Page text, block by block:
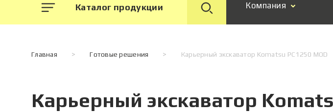
Каталог продукции Компания
Главная > Готовые решения > Карьерный экскаватор Komatsu PC1250 MOD
Карьерный экскаватор